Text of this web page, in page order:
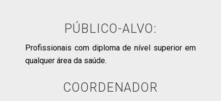
PÚBLICO-ALVO:
Profissionais com diploma de nível superior em
qualquer área da saúde.
COORDENADOR